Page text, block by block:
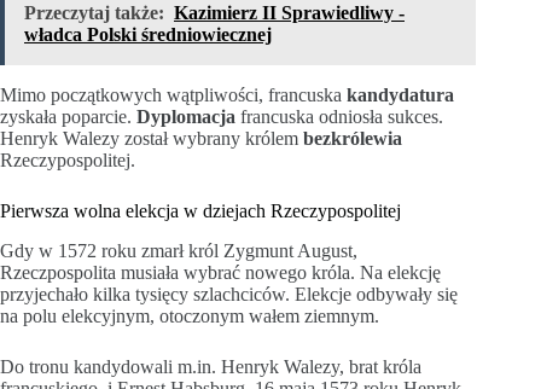
Przeczytaj także: Kazimierz II Sprawiedliwy -
władca Polski średniowiecznej
Mimo początkowych wątpliwości, francuska kandydatura
zyskała poparcie. Dyplomacja francuska odniosła sukces.
Henryk Walezy został wybrany królem bezkrólewia
Rzeczypospolitej.
Pierwsza wolna elekcja w dziejach Rzeczypospolitej
Gdy w 1572 roku zmarł król Zygmunt August,
Rzeczpospolita musiała wybrać nowego króla. Na elekcję
przyjechało kilka tysięcy szlachciców. Elekcje odbywały się
na polu elekcyjnym, otoczonym wałem ziemnym.
Do tronu kandydowali m.in. Henryk Walezy, brat króla